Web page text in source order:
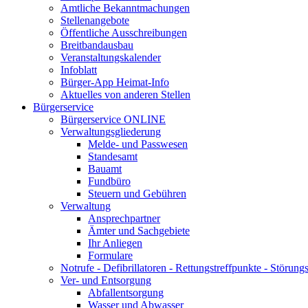
Amtliche Bekanntmachungen
Stellenangebote
Öffentliche Ausschreibungen
Breitbandausbau
Veranstaltungskalender
Infoblatt
Bürger-App Heimat-Info
Aktuelles von anderen Stellen
Bürgerservice
Bürgerservice ONLINE
Verwaltungsgliederung
Melde- und Passwesen
Standesamt
Bauamt
Fundbüro
Steuern und Gebühren
Verwaltung
Ansprechpartner
Ämter und Sachgebiete
Ihr Anliegen
Formulare
Notrufe - Defibrillatoren - Rettungstreffpunkte -
Ver- und Entsorgung
Abfallentsorgung
Wasser und Abwasser